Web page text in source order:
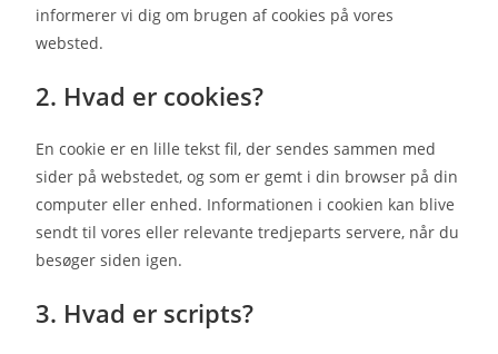
informerer vi dig om brugen af ​​cookies på vores
websted.
2. Hvad er cookies?
En cookie er en lille tekst fil, der sendes sammen med
sider på webstedet, og som er gemt i din browser på din
computer eller enhed. Informationen i cookien kan blive
sendt til vores eller relevante tredjeparts servere, når du
besøger siden igen.
3. Hvad er scripts?